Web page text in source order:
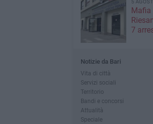
5
Mafia
7
Notizie da Bari
Vita di città
Servizi sociali
Territorio
Bandi e concorsi
Attualità
Speciale